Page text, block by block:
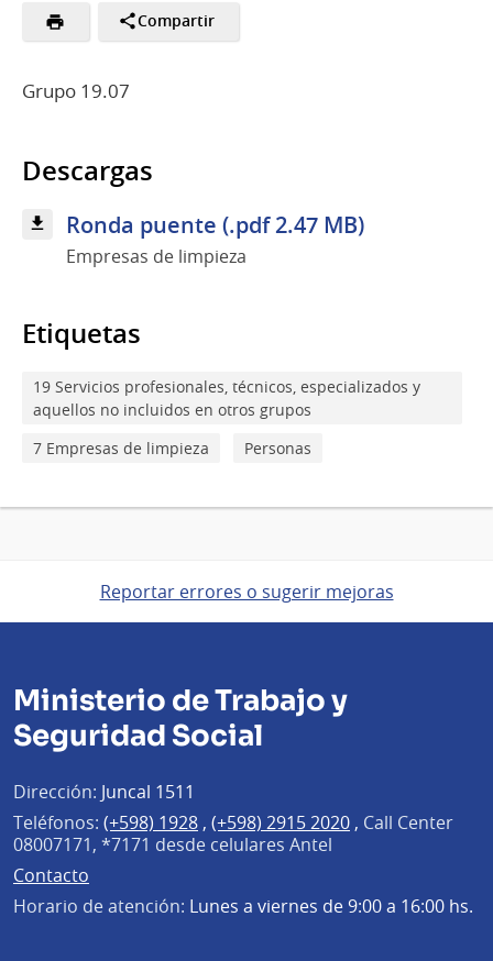
Compartir
Grupo 19.07
Descargas
Ronda puente (.pdf 2.47 MB)
Empresas de limpieza
Etiquetas
19 Servicios profesionales, técnicos, especializados y
aquellos no incluidos en otros grupos
7 Empresas de limpieza
Personas
Reportar errores o sugerir mejoras
Ministerio de Trabajo y
Seguridad Social
Dirección: Juncal 1511
Teléfonos: (+598) 1928 , (+598) 2915 2020 , Call Center
08007171, *7171 desde celulares Antel
Contacto
Horario de atención: Lunes a viernes de 9:00 a 16:00 hs.